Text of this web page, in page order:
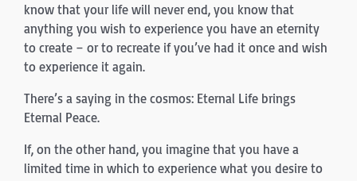
know that your life will never end, you know that
anything you wish to experience you have an eternity
to create – or to recreate if you’ve had it once and wish
to experience it again.
There’s a saying in the cosmos: Eternal Life brings
Eternal Peace.
If, on the other hand, you imagine that you have a
limited time in which to experience what you desire to